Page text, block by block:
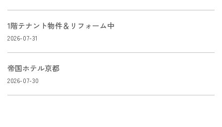
1階テナント物件＆リフォーム中
2026-07-31
帝国ホテル京都
2026-07-30